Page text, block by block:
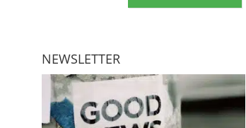
NEWSLETTER